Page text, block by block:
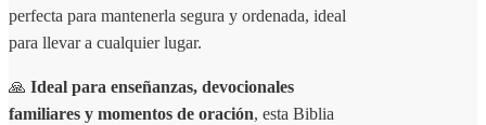
perfecta para mantenerla segura y ordenada, ideal
para llevar a cualquier lugar.
🙏 Ideal para enseñanzas, devocionales
familiares y momentos de oración, esta Biblia